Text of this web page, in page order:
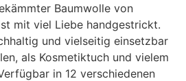
Baumwolle von
mit viel Liebe handgestrickt.
und vielseitig einsetzbar
als Kosmetiktuch und vielem
in 12 verschiedenen